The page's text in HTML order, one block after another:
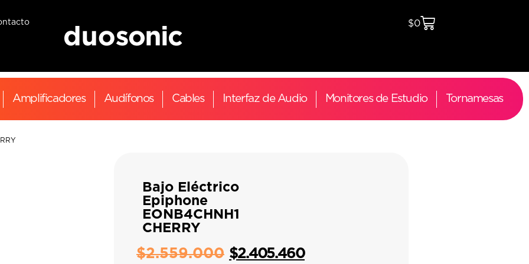
$0
Amplificadores Audífonos Cables Interfaz de Audio Monitores de Estudio Tornamesas
Bajo Eléctrico
Epiphone
EONB4CHNH1
CHERRY
$2.559.000 $2.405.460